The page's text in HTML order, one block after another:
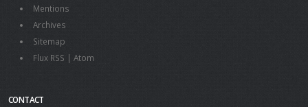
Mentions
Archives
Sitemap
Flux RSS | Atom
CONTACT